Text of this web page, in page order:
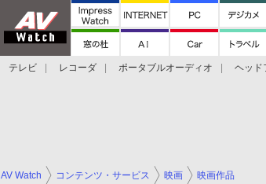
テレビ レコーダ ポータブルオーディオ ヘッド
AV Watch コンテンツ・サービス 映画 映画作品